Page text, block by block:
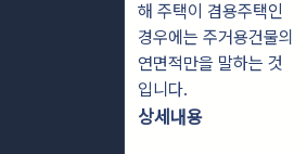
해 주택이 겸용주택인
경우에는 주거용건물의
연면적만을 말하는 것
입니다.
상세내용